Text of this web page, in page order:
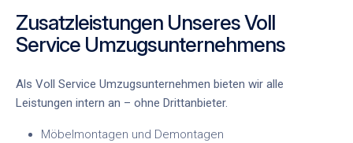
Zusatzleistungen Unseres Voll
Service Umzugsunternehmens
Als Voll Service Umzugsunternehmen bieten wir alle
Leistungen intern an – ohne Drittanbieter.
Möbelmontagen und Demontagen